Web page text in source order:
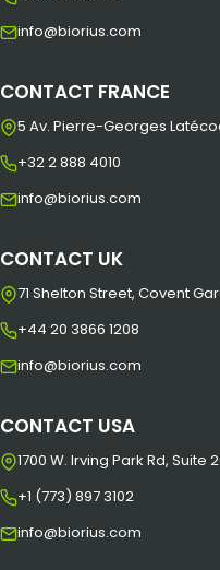
info@biorius.com
CONTACT FRANCE
5 Av. Pierre-Georges
+32 2 888 4010
info@biorius.com
CONTACT UK
71 Shelton Street, Covent
+44 20 3866 1208
info@biorius.com
CONTACT USA
1700 W. Irving Park Rd, Suite
+1 (773) 897 3102
info@biorius.com